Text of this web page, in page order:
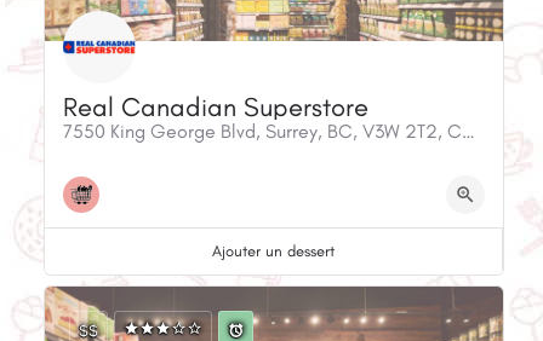
Real Canadian Superstore
7550 King George Blvd, Surrey, BC, V3W 2T2, Canada
Ajouter un dessert
$$